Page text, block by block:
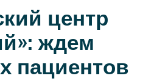
центр
ждем
пациентов